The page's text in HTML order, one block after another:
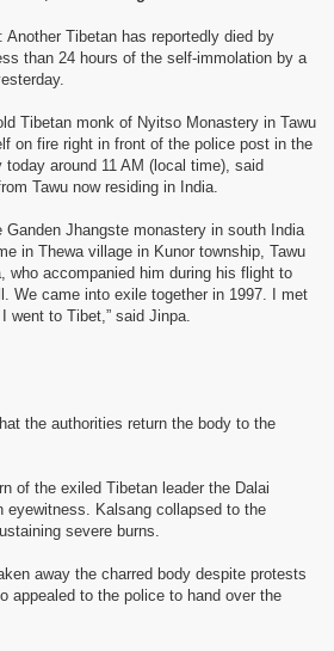
Another Tibetan has reportedly died by
than 24 hours of the self-immolation by a
Tibetan monk of Nyitso Monastery in Tawu
on fire right in front of the police post in the
around 11 AM (local time), said
Tawu now residing in India.
Ganden Jhangste monastery in south India
in Thewa village in Kunor township, Tawu
who accompanied him during his flight to
We came into exile together in 1997. I met
went to Tibet,” said Jinpa.
the authorities return the body to the
of the exiled Tibetan leader the Dalai
eyewitness. Kalsang collapsed to the
severe burns.
away the charred body despite protests
appealed to the police to hand over the
Lama.